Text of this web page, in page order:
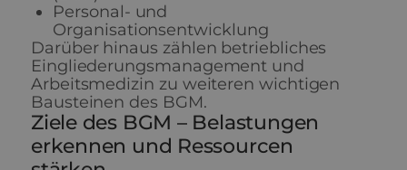
Personal- und
Organisationsentwicklung
Darüber hinaus zählen betriebliches
Eingliederungsmanagement und
Arbeitsmedizin zu weiteren wichtigen
Bausteinen des BGM.
Ziele des BGM – Belastungen
erkennen und Ressourcen